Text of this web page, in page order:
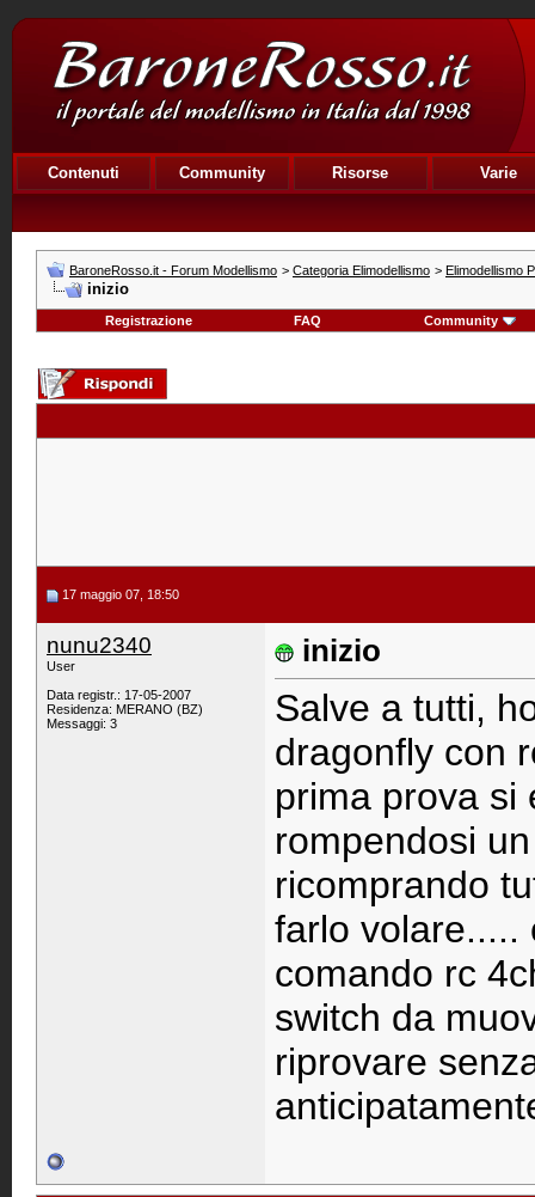
Contenuti Community Risorse Varie
BaroneRosso.it - Forum Modellismo > Categoria Elimodellismo > Elimodellismo
inizio
Registrazione FAQ Community
17 maggio 07, 18:50
nunu2340
User
Data registr.: 17-05-2007
Residenza: MERANO (BZ)
Messaggi: 3
inizio
Salve a tutti,
dragonfly con
prima prova si
rompendosi
ricomprando
farlo volare.....
comando rc
switch da
riprovare